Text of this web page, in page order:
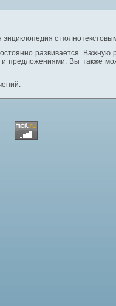
с
развивается.
Вы также